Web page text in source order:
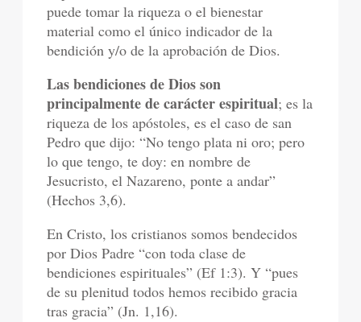
puede tomar la riqueza o el bienestar
material como el único indicador de la
bendición y/o de la aprobación de Dios.
Las bendiciones de Dios son
principalmente de carácter espiritual; es la
riqueza de los apóstoles, es el caso de san
Pedro que dijo: “No tengo plata ni oro; pero
lo que tengo, te doy: en nombre de
Jesucristo, el Nazareno, ponte a andar”
(Hechos 3,6).
En Cristo, los cristianos somos bendecidos
por Dios Padre “con toda clase de
bendiciones espirituales” (Ef 1:3). Y “pues
de su plenitud todos hemos recibido gracia
tras gracia” (Jn. 1,16).